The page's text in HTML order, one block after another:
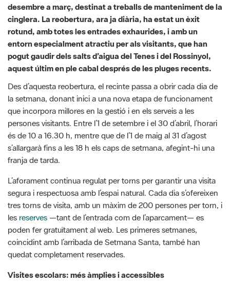
desembre a març, destinat a treballs de manteniment de la
cinglera. La reobertura, ara ja diària, ha estat un èxit
rotund, amb totes les entrades exhaurides, i amb un
entorn especialment atractiu per als visitants, que han
pogut gaudir dels salts d’aigua del Tenes i del Rossinyol,
aquest últim en ple cabal després de les pluges recents.
Des d’aquesta reobertura, el recinte passa a obrir cada dia de
la setmana, donant inici a una nova etapa de funcionament
que incorpora millores en la gestió i en els serveis a les
persones visitants. Entre l’1 de setembre i el 30 d’abril, l’horari
és de 10 a 16.30 h, mentre que de l’1 de maig al 31 d’agost
s’allargarà fins a les 18 h els caps de setmana, afegint-hi una
franja de tarda.
L’aforament continua regulat per torns per garantir una visita
segura i respectuosa amb l’espai natural. Cada dia s’ofereixen
tres torns de visita, amb un màxim de 200 persones per torn, i
les reserves —tant de l’entrada com de l’aparcament— es
poden fer gratuïtament al web. Les primeres setmanes,
coincidint amb l’arribada de Setmana Santa, també han
quedat completament reservades.
Visites escolars: més àmplies i accessibles